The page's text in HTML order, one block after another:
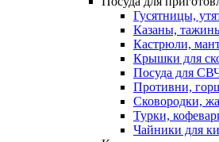
Гусятницы,
Казаны,
Кастрюли,
Крышки для
Посуда для
Противни,
Сковородки,
Турки,
Чайники для